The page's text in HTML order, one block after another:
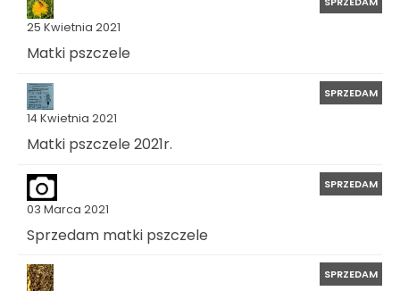
25 Kwietnia 2021
Matki pszczele
14 Kwietnia 2021
SPRZEDAM
Matki pszczele 2021r.
03 Marca 2021
SPRZEDAM
Sprzedam matki pszczele
SPRZEDAM